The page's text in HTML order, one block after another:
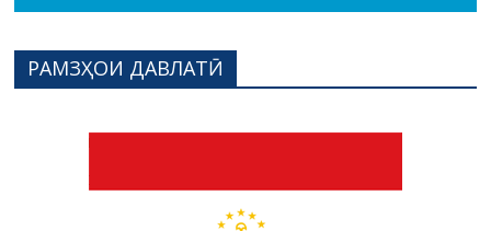
РАМЗҲОИ ДАВЛАТӢ